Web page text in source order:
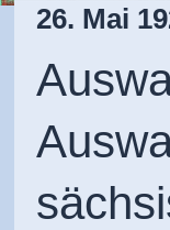
26. Mai